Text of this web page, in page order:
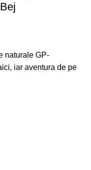
naturale GP-
iar aventura de pe